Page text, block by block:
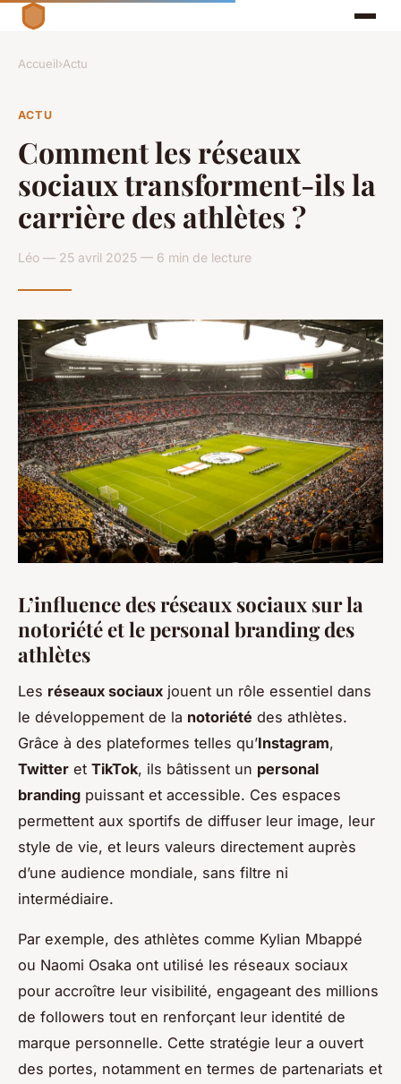
Accueil›Actu
ACTU
Comment les réseaux
sociaux transforment-ils la
carrière des athlètes ?
Léo — 25 avril 2025 — 6 min de lecture
L’influence des réseaux sociaux sur la
notoriété et le personal branding des
athlètes
Les réseaux sociaux jouent un rôle essentiel dans
le développement de la notoriété des athlètes.
Grâce à des plateformes telles qu’Instagram,
Twitter et TikTok, ils bâtissent un personal
branding puissant et accessible. Ces espaces
permettent aux sportifs de diffuser leur image, leur
style de vie, et leurs valeurs directement auprès
d’une audience mondiale, sans filtre ni
intermédiaire.
Par exemple, des athlètes comme Kylian Mbappé
ou Naomi Osaka ont utilisé les réseaux sociaux
pour accroître leur visibilité, engageant des millions
de followers tout en renforçant leur identité de
marque personnelle. Cette stratégie leur a ouvert
des portes, notamment en termes de partenariats et